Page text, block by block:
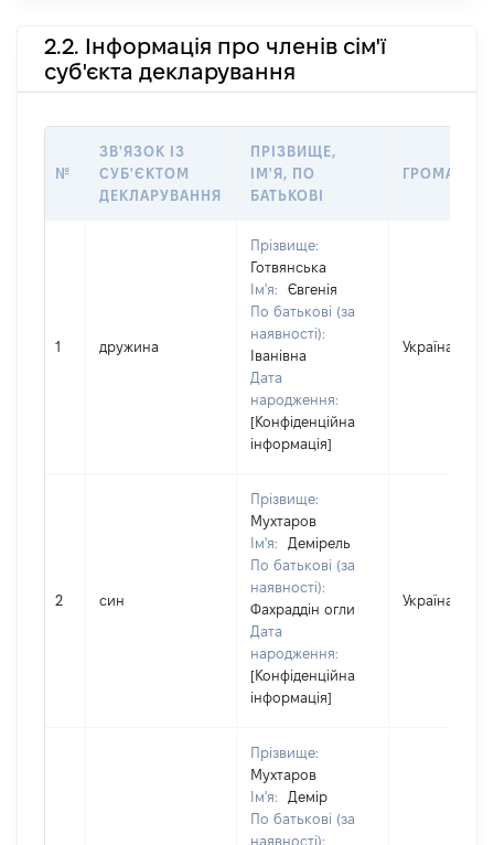
2.2. Інформація про членів сім'ї
суб'єкта декларування
№
ЗВ'ЯЗОК ІЗ
СУБ'ЄКТОМ
ДЕКЛАРУВАННЯ
ПРІЗВИЩЕ,
ІМ'Я, ПО
БАТЬКОВІ
1 дружина
Прізвище:
Готвянська
Ім'я:
Євгенія
По батькові (за
наявності):
Іванівна
Дата
народження:
[Конфіденційна
інформація]
Україна
2 син
Прізвище:
Мухтаров
Ім'я:
Демірель
По батькові (за
наявності):
Фахраддін огли
Дата
народження:
[Конфіденційна
інформація]
Україна
Прізвище:
Мухтаров
Ім'я:
Демір
По батькові (за
наявності):